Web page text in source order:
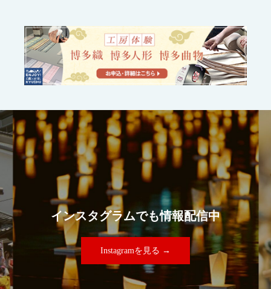
インスタグラムでも情報配信中
Instagramを見る →